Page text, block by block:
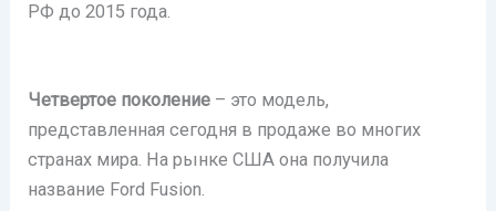
РФ до 2015 года.
Четвертое поколение – это модель,
представленная сегодня в продаже во многих
странах мира. На рынке США она получила
название Ford Fusion.